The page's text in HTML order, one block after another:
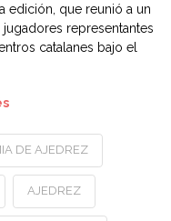
edición, que reunió a un
representantes
catalanes bajo el
DE AJEDREZ
AJEDREZ